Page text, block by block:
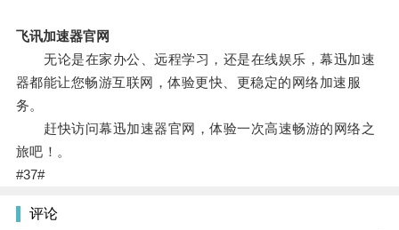
飞讯加速器官网
无论是在家办公、远程学习，还是在线娱乐，幕迅加速
器都能让您畅游互联网，体验更快、更稳定的网络加速服
务。
赶快访问幕迅加速器官网，体验一次高速畅游的网络之
旅吧！。
#37#
评论